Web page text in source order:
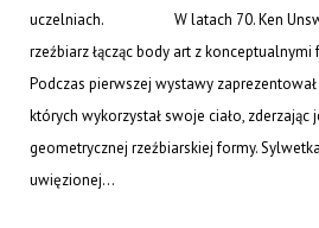
uczelniach. W latach 70. Ken
rzeźbiarz łącząc body art z
Podczas pierwszej wystawy
których wykorzystał swoje ciało, zderzając
geometrycznej rzeźbiarskiej formy.
uwięzionej...